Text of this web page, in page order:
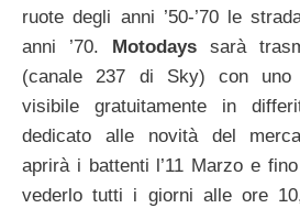
ruote degli anni ’50-’70 le
anni ’70. Motodays sarà
(canale 237 di Sky) con uno
visibile gratuitamente in
dedicato alle novità del
aprirà i battenti l’11 Marzo e
vederlo tutti i giorni alle ore